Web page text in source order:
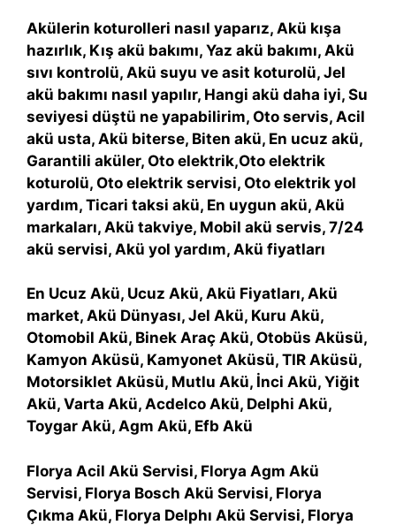
Akülerin koturolleri nasıl yaparız, Akü kışa
hazırlık, Kış akü bakımı, Yaz akü bakımı, Akü
sıvı kontrolü, Akü suyu ve asit koturolü, Jel
akü bakımı nasıl yapılır, Hangi akü daha iyi, Su
seviyesi düştü ne yapabilirim, Oto servis, Acil
akü usta, Akü biterse, Biten akü, En ucuz akü,
Garantili aküler, Oto elektrik,Oto elektrik
koturolü, Oto elektrik servisi, Oto elektrik yol
yardım, Ticari taksi akü, En uygun akü, Akü
markaları, Akü takviye, Mobil akü servis, 7/24
akü servisi, Akü yol yardım, Akü fiyatları
En Ucuz Akü, Ucuz Akü, Akü Fiyatları, Akü
market, Akü Dünyası, Jel Akü, Kuru Akü,
Otomobil Akü, Binek Araç Akü, Otobüs Aküsü,
Kamyon Aküsü, Kamyonet Aküsü, TIR Aküsü,
Motorsiklet Aküsü, Mutlu Akü, İnci Akü, Yiğit
Akü, Varta Akü, Acdelco Akü, Delphi Akü,
Toygar Akü, Agm Akü, Efb Akü
Florya Acil Akü Servisi, Florya Agm Akü
Servisi, Florya Bosch Akü Servisi, Florya
Çıkma Akü, Florya Delphı Akü Servisi, Florya